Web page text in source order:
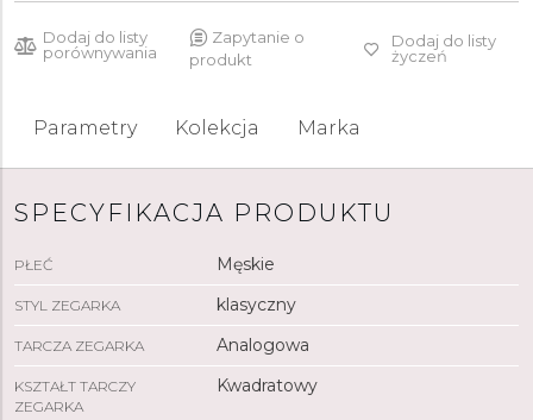
Dodaj do listy
porównywania
Zapytanie o
produkt
Dodaj do listy
życzeń
Parametry Kolekcja Marka
SPECYFIKACJA PRODUKTU
PŁEĆ Męskie
STYL ZEGARKA klasyczny
TARCZA ZEGARKA Analogowa
KSZTAŁT TARCZY
ZEGARKA
Kwadratowy